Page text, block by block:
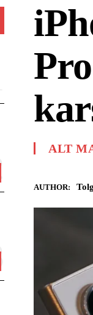
ALT
AUTHOR: